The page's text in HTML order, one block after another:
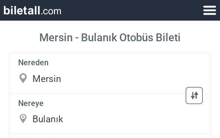
Mersin - Bulanık Otobüs Bileti
Nereden
Nereye